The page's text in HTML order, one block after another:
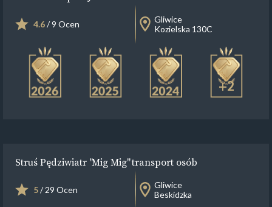
4.6/ 9 Ocen
Gliwice
Kozielska 130C
+2
Struś Pędziwiatr "Mig Mig" transport osób
5/ 29 Ocen
Gliwice
Beskidzka